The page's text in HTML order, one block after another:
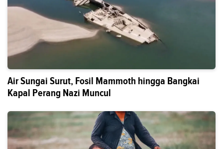
Air Sungai Surut, Fosil Mammoth hingga Bangkai
Kapal Perang Nazi Muncul